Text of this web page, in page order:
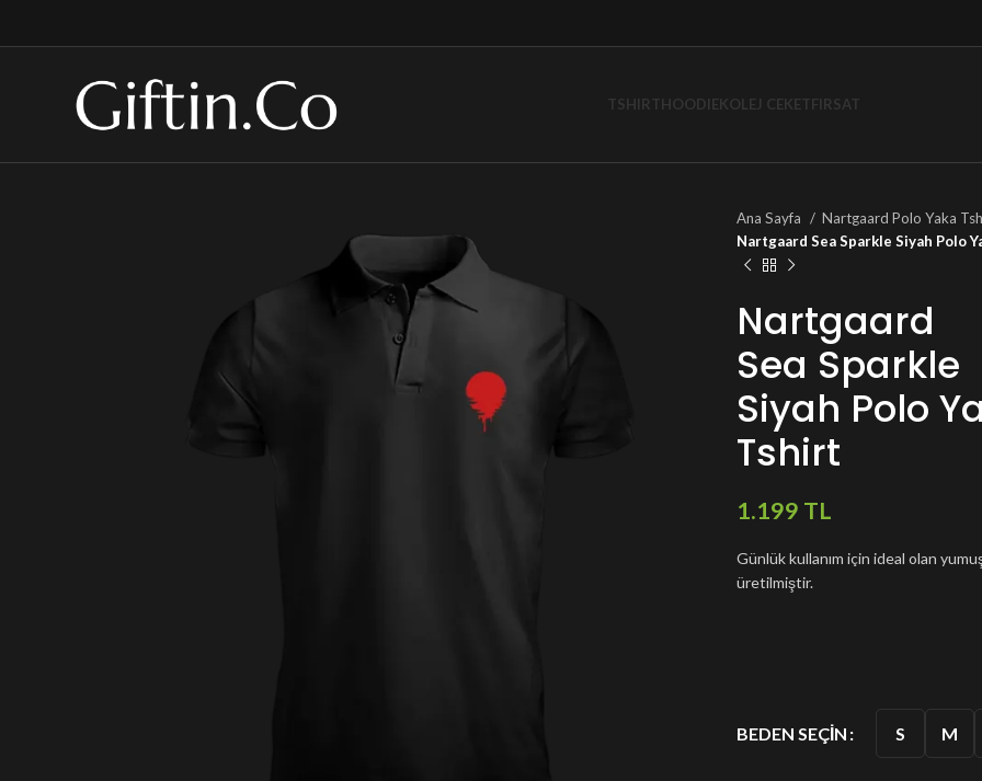
TSHIRTHOODIEKOLEJ CEKETFIRSAT
Ana Sayfa Nartgaard Polo Yaka
Nartgaard Sea Sparkle Siyah Polo
Nartgaard
Sea Sparkle
Siyah Polo
Tshirt
TL
Günlük kullanım için ideal olan
üretilmiştir.
BEDEN SEÇIN S M